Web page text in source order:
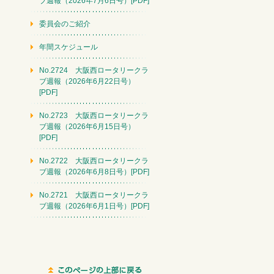
委員会のご紹介
年間スケジュール
No.2724 大阪西ロータリークラ
ブ週報（2026年6月22日号）
[PDF]
No.2723 大阪西ロータリークラ
ブ週報（2026年6月15日号）
[PDF]
No.2722 大阪西ロータリークラ
ブ週報（2026年6月8日号）[PDF]
No.2721 大阪西ロータリークラ
ブ週報（2026年6月1日号）[PDF]